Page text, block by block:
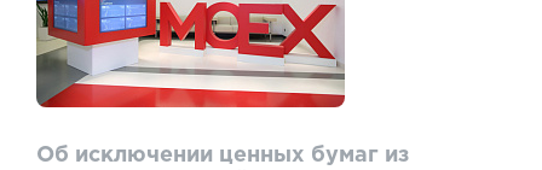
Об исключении ценных бумаг из